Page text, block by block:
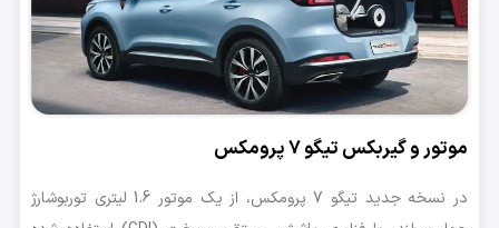
موتور و گیربکس تیگو ۷ پرومکس
در نسخه جدید تیگو 7 پرومکس، از یک موتور 1.6 لیتری توربوشارژ